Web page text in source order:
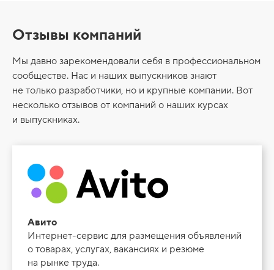
Отзывы компаний
Мы давно зарекомендовали себя в профессиональном
сообществе. Нас и наших выпускников знают
не только разработчики, но и крупные компании. Вот
несколько отзывов от компаний о наших курсах
и выпускниках.
Авито
Интернет-сервис для размещения объявлений
о товарах, услугах, вакансиях и резюме
на рынке труда.